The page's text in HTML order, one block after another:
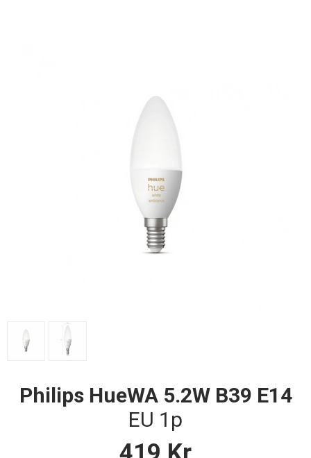
Philips HueWA 5.2W B39 E14
EU 1p